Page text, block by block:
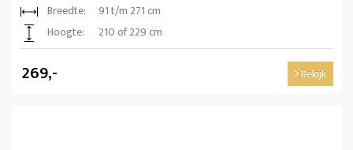
Breedte:
91 t/m 271 cm
Hoogte:
210 of 229 cm
269,- Bekijk